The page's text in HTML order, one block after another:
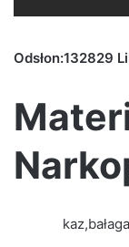
Odsłon:132829